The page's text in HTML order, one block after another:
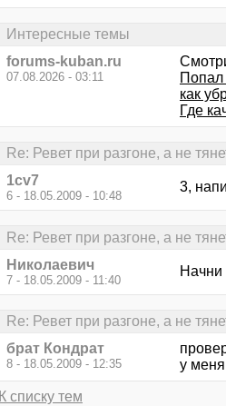
Интересные темы
forums-kuban.ru
07.08.2026 - 03:11
Попал
как
Где
Re: Ревет при разгоне, а не
1cv7
6 - 18.05.2009 - 10:48
3,
Re: Ревет при разгоне, а не
Николаевич
7 - 18.05.2009 - 11:40
Начни
Re: Ревет при разгоне, а не
брат Кондрат
8 - 18.05.2009 - 12:35
у меня
К списку тем